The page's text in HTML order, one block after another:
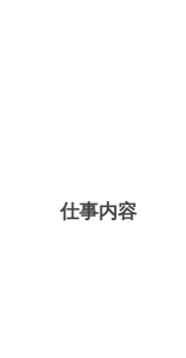
仕事内容